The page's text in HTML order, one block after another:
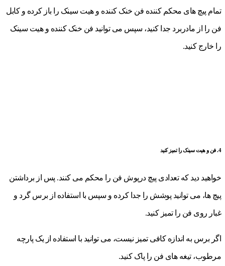
تمام پیچ های محکم کننده فن خنک کننده و هیت سینک را باز کرده و کابل
فن را از مادربرد جدا کنید، سپس می توانید فن خنک کننده و هیت سینک
را خارج کنید.
4. فن و هیت سینک را تمیز کنید
خواهید دید که تعدادی پیچ درپوش فن را محکم می کنند. پس از برداشتن
پیچ ها، می توانید پوشش را جدا کرده و سپس با استفاده از برس گرد و
غبار روی فن را تمیز کنید.
اگر برس به اندازه کافی تمیز نیست، می توانید با استفاده از یک پارچه
مرطوب، تیغه های فن را پاک کنید.